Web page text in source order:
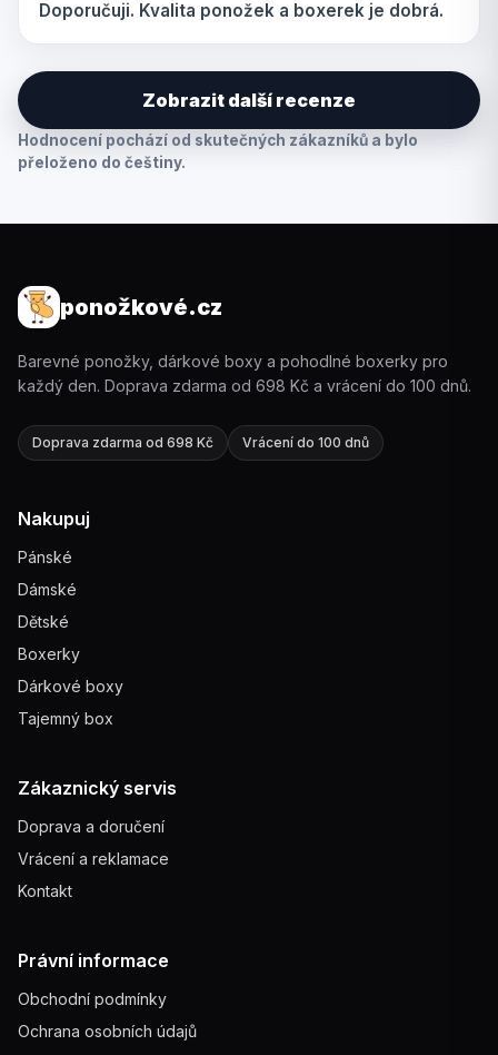
ponožkové.cz
Barevné ponožky, dárkové boxy a pohodlné boxerky pro
každý den. Doprava zdarma od 698 Kč a vrácení do 100 dnů.
Doprava zdarma od 698 Kč Vrácení do 100 dnů
Nakupuj
Pánské
Dámské
Dětské
Boxerky
Dárkové boxy
Tajemný box
Zákaznický servis
Doprava a doručení
Vrácení a reklamace
Kontakt
Právní informace
Obchodní podmínky
Ochrana osobních údajů
Doporučuji. Kvalita ponožek a boxerek je dobrá.
Zobrazit další recenze
Hodnocení pochází od skutečných zákazníků a bylo
přeloženo do češtiny.